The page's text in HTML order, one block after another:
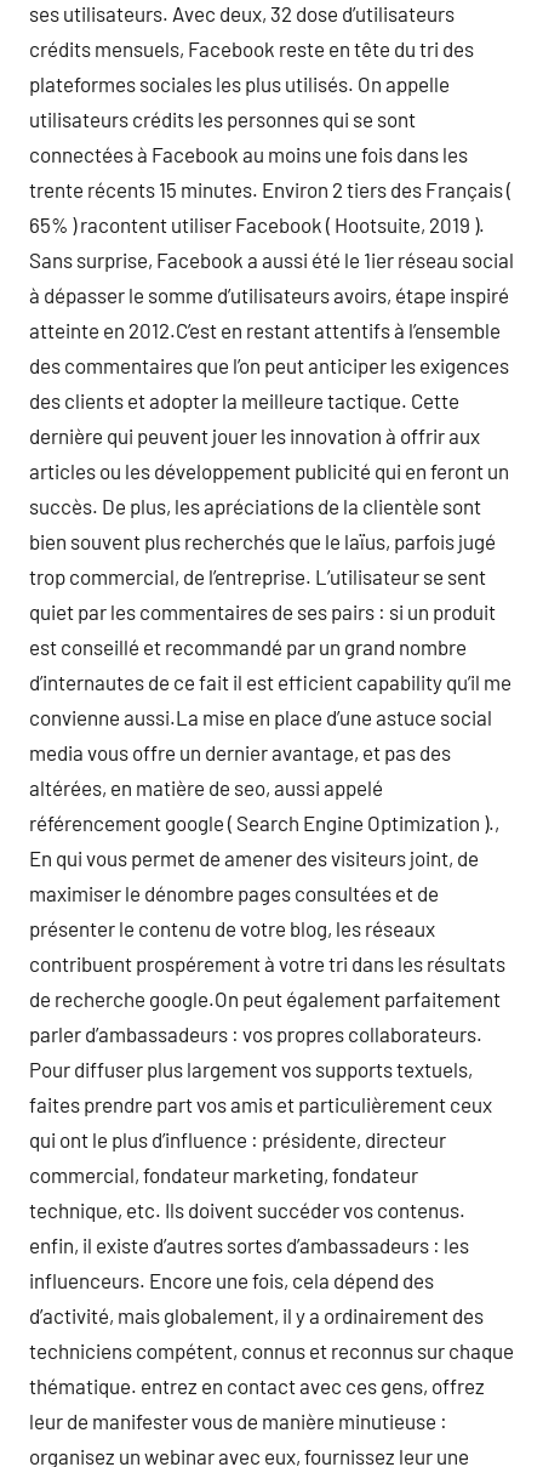
ses utilisateurs. Avec deux, 32 dose d’utilisateurs
crédits mensuels, Facebook reste en tête du tri des
plateformes sociales les plus utilisés. On appelle
utilisateurs crédits les personnes qui se sont
connectées à Facebook au moins une fois dans les
trente récents 15 minutes. Environ 2 tiers des Français (
65% ) racontent utiliser Facebook ( Hootsuite, 2019 ).
Sans surprise, Facebook a aussi été le 1ier réseau social
à dépasser le somme d’utilisateurs avoirs, étape inspiré
atteinte en 2012.C’est en restant attentifs à l’ensemble
des commentaires que l’on peut anticiper les exigences
des clients et adopter la meilleure tactique. Cette
dernière qui peuvent jouer les innovation à offrir aux
articles ou les développement publicité qui en feront un
succès. De plus, les apréciations de la clientèle sont
bien souvent plus recherchés que le laïus, parfois jugé
trop commercial, de l’entreprise. L’utilisateur se sent
quiet par les commentaires de ses pairs : si un produit
est conseillé et recommandé par un grand nombre
d’internautes de ce fait il est efficient capability qu’il me
convienne aussi.La mise en place d’une astuce social
media vous offre un dernier avantage, et pas des
altérées, en matière de seo, aussi appelé
référencement google ( Search Engine Optimization ).,
En qui vous permet de amener des visiteurs joint, de
maximiser le dénombre pages consultées et de
présenter le contenu de votre blog, les réseaux
contribuent prospérement à votre tri dans les résultats
de recherche google.On peut également parfaitement
parler d’ambassadeurs : vos propres collaborateurs.
Pour diffuser plus largement vos supports textuels,
faites prendre part vos amis et particulièrement ceux
qui ont le plus d’influence : présidente, directeur
commercial, fondateur marketing, fondateur
technique, etc. Ils doivent succéder vos contenus.
enfin, il existe d’autres sortes d’ambassadeurs : les
influenceurs. Encore une fois, cela dépend des
d’activité, mais globalement, il y a ordinairement des
techniciens compétent, connus et reconnus sur chaque
thématique. entrez en contact avec ces gens, offrez
leur de manifester vous de manière minutieuse :
organisez un webinar avec eux, fournissez leur une